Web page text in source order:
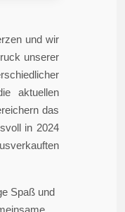
und wir
unserer
aktuellen
das
in 2024
Spaß und